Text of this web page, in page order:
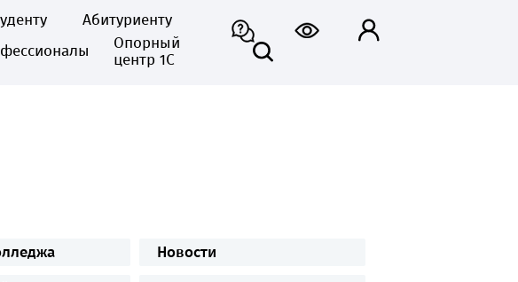
Абитуриенту
Опорный
центр 1С
Новости